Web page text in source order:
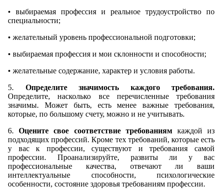
• выбираемая профессия и реальное трудоустройство по
специальности;
• желательный уровень профессиональной подготовки;
• выбираемая профессия и мои склонности и способности;
• желательные содержание, характер и условия работы.
5. Определите значимость каждого требования.
Определите, насколько все перечисленные требования
значимы. Может быть, есть менее важные требования,
которые, по большому счету, можно и не учитывать.
6.Оцените свое соответствие требованиямкаждой из
подходящих профессий. Кроме тех требований, которые есть
у вас к профессии, существуют и требования самой
профессии. Проанализируйте, развиты ли у вас
профессиональные качества, отвечают ли ваши
интеллектуальные способности, психологические
особенности, состояние здоровья требованиям профессии.